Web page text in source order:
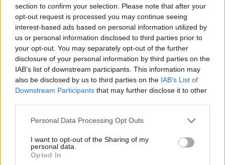
section to confirm your selection. Please note that after your
opt-out request is processed you may continue seeing
interest-based ads based on personal information utilized by
us or personal information disclosed to third parties prior to
your opt-out. You may separately opt-out of the further
disclosure of your personal information by third parties on the
IAB’s list of downstream participants. This information may
also be disclosed by us to third parties on the IAB’s List of
Downstream Participants that may further disclose it to other
Please note that this website/app uses one or more Google
not limited to your visit or usage behaviour. You may click to
grant or deny consent to Google and its third-party tags to
use your data for below specified purposes in below Google
Personal Data Processing Opt Outs
I want to opt-out of the Sharing of my
personal data.
Opted In
345 356 7512
Notizie in tempo reale?
Entra nel canale telegram di
GalluraOggi.it
Ricevi le nostre ultime news